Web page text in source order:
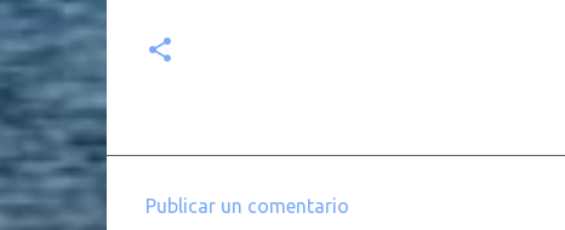
Publicar un comentario